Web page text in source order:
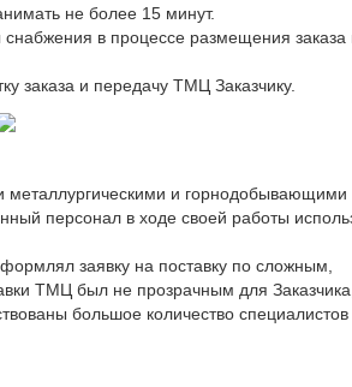
не более 15 минут.
в процессе размещения заказа
заказа и передачу ТМЦ Заказчику.
и горнодобывающими
персонал в ходе своей работы
заявку на поставку по сложным,
ТМЦ был не прозрачным для
большое количество